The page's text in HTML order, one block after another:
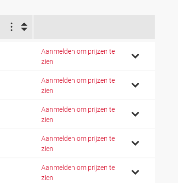
Aanmelden om prijzen te
zien
Aanmelden om prijzen te
zien
Aanmelden om prijzen te
zien
Aanmelden om prijzen te
zien
Aanmelden om prijzen te
zien